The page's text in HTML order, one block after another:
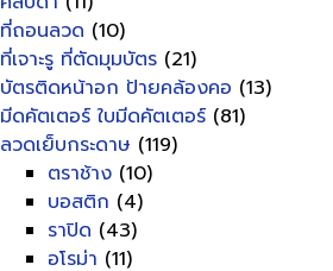
ที่ถอนลวด (10)
ที่เจาะรู ที่ตัดมุมบัตร (21)
บัตรติดหน้าอก ป้ายคล้องคอ (13)
มีดคัตเตอร์ ใบมีดคัตเตอร์ (81)
ลวดเย็บกระดาษ (119)
ตราช้าง (10)
บอสติก (4)
ราปิด (43)
อโรม่า (11)